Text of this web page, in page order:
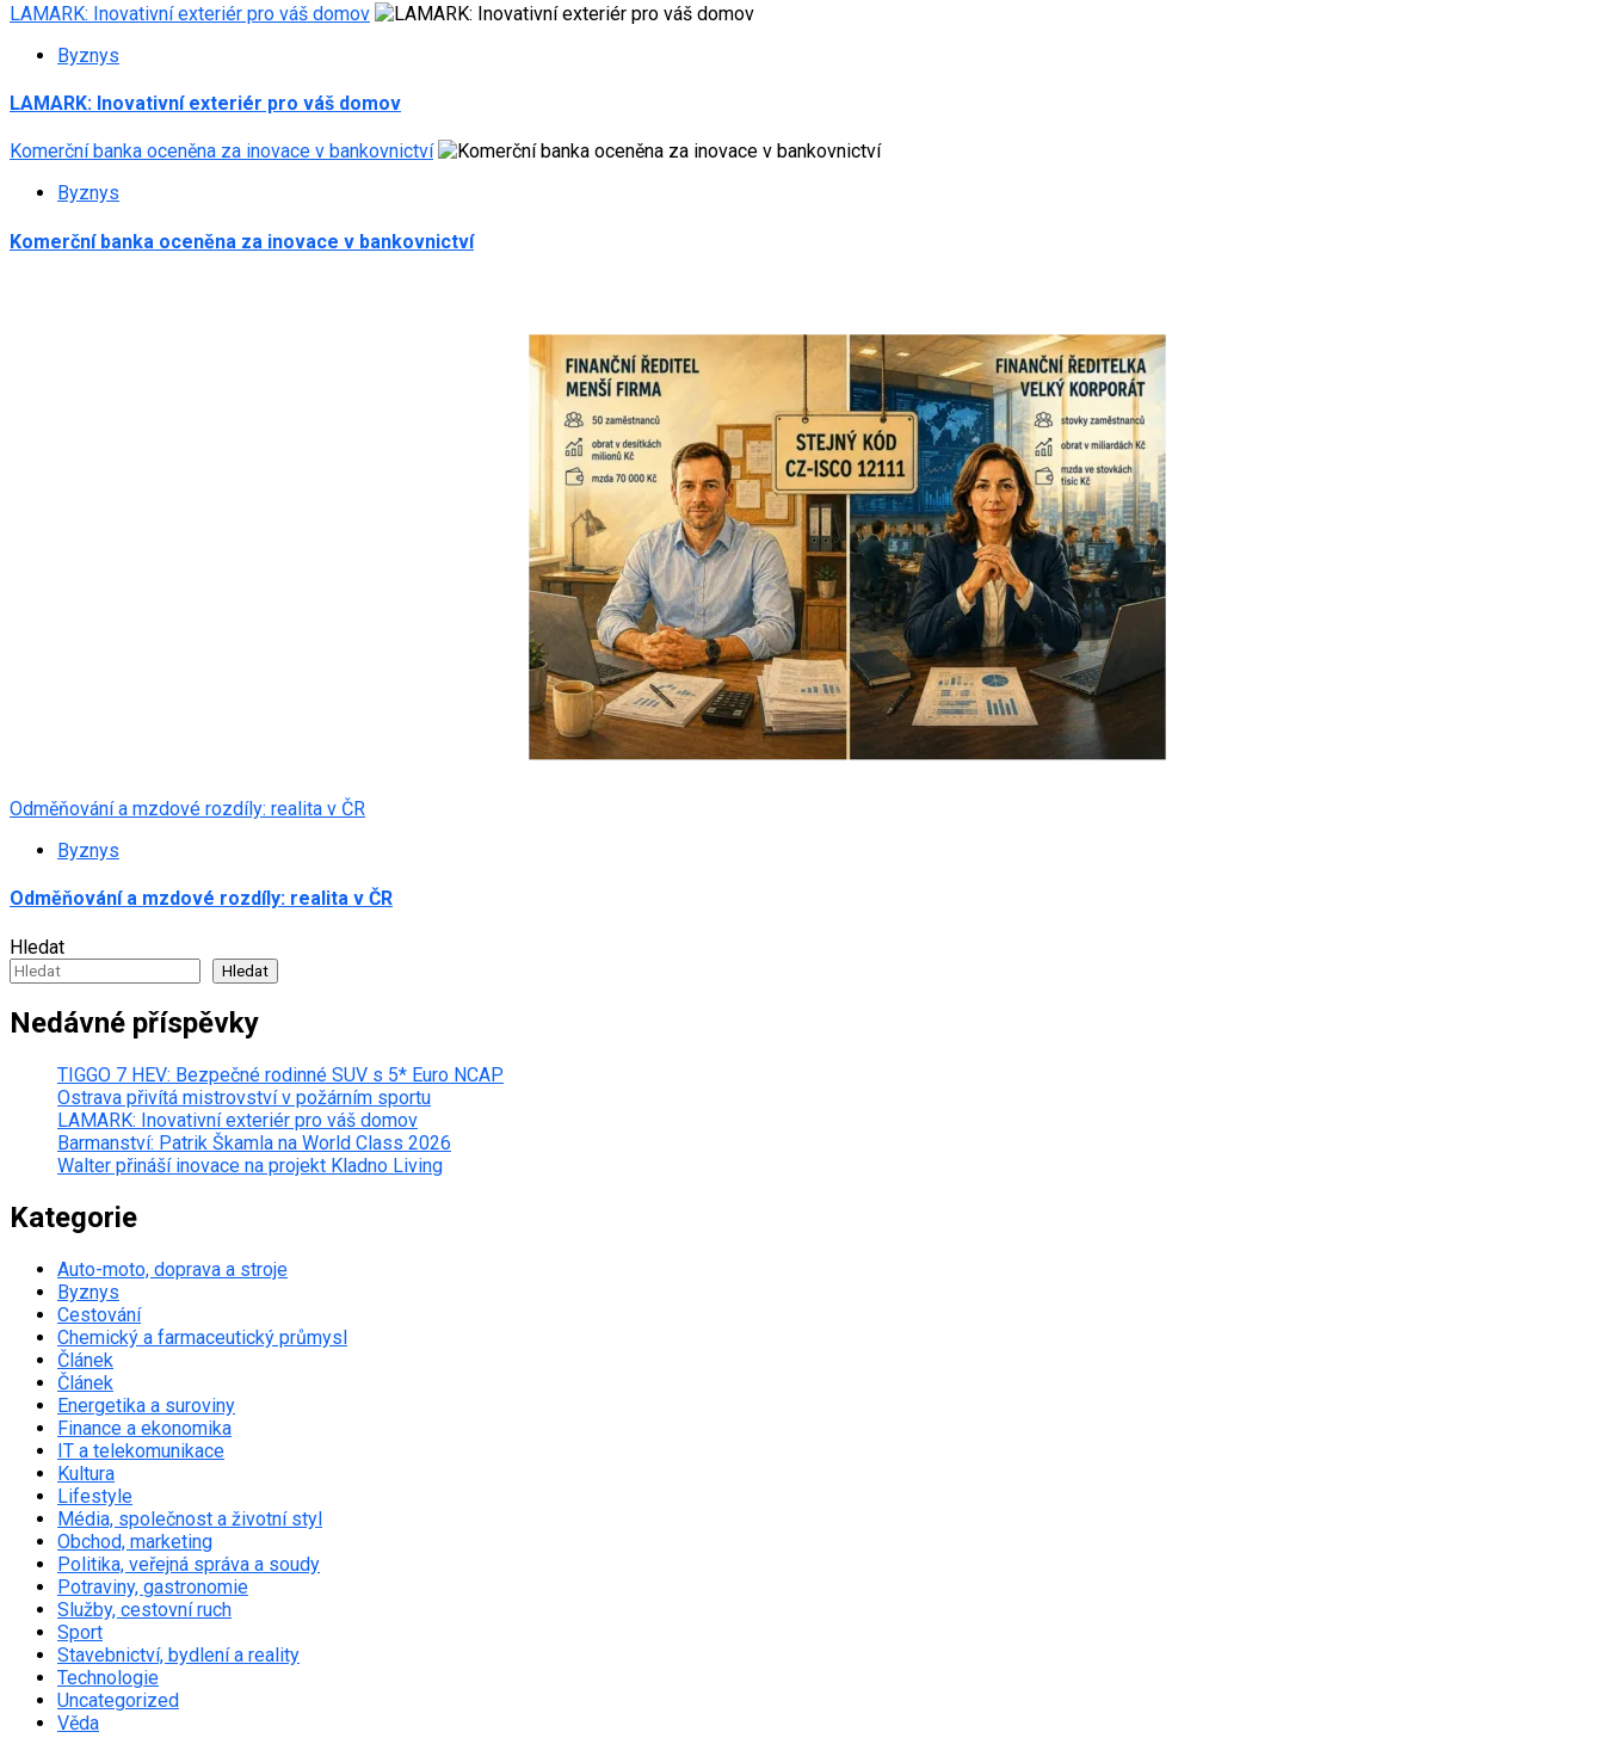
LAMARK: Inovativní exteriér pro váš domov
Byznys
LAMARK: Inovativní exteriér pro váš domov
Komerční banka oceněna za inovace v bankovnictví
Byznys
Komerční banka oceněna za inovace v bankovnictví
Odměňování a mzdové rozdíly: realita v ČR
Byznys
Odměňování a mzdové rozdíly: realita v ČR
Hledat
Hledat
Nedávné příspěvky
TIGGO 7 HEV: Bezpečné rodinné SUV s 5* Euro NCAP
Ostrava přivítá mistrovství v požárním sportu
LAMARK: Inovativní exteriér pro váš domov
Barmanství: Patrik Škamla na World Class 2026
Walter přináší inovace na projekt Kladno Living
Kategorie
Auto-moto, doprava a stroje
Byznys
Cestování
Chemický a farmaceutický průmysl
Článek
Článek
Energetika a suroviny
Finance a ekonomika
IT a telekomunikace
Kultura
Lifestyle
Média, společnost a životní styl
Obchod, marketing
Politika, veřejná správa a soudy
Potraviny, gastronomie
Služby, cestovní ruch
Sport
Stavebnictví, bydlení a reality
Technologie
Uncategorized
Věda